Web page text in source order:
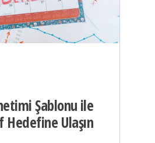
Şablonu ile
Hedefine Ulaşın